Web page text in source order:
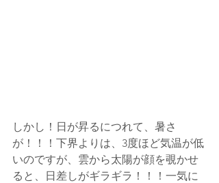
しかし！日が昇るにつれて、暑さ
が！！！下界よりは、3度ほど気温が低
いのですが、雲から太陽が顔を覗かせ
ると、日差しがギラギラ！！！一気に